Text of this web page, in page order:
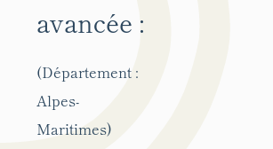
avancée :
(Département :
Alpes-
Maritimes)